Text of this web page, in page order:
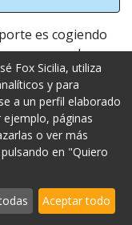
es cogiendo
que luego
es un
las
curso será ideal
y te gustaría
aprendidas, pero
en la roca
Fox Sicilia, utiliza
y para
a un perfil elaborado
páginas
o ver más
en "Quiero
Aceptar todo